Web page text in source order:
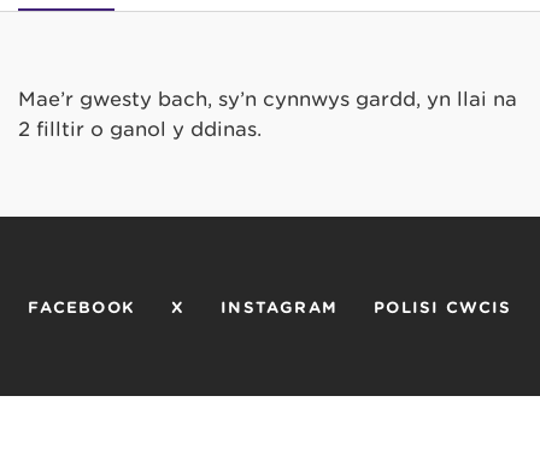
Mae’r gwesty bach, sy’n cynnwys gardd, yn llai na
2 filltir o ganol y ddinas.
FACEBOOK X INSTAGRAM POLISI CWCIS